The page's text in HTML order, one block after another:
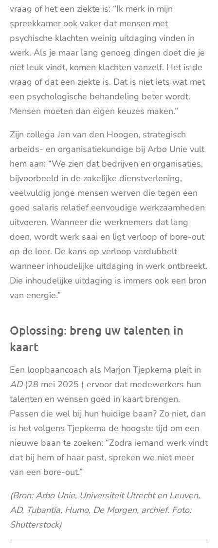
vraag of het een ziekte is: “Ik merk in mijn
spreekkamer ook vaker dat mensen met
psychische klachten weinig uitdaging vinden in
werk. Als je maar lang genoeg dingen doet die je
niet leuk vindt, komen klachten vanzelf. Het is de
vraag of dat een ziekte is. Dat is niet iets wat met
een psychologische behandeling beter wordt.
Mensen moeten dan eigen keuzes maken.”
Zijn collega Jan van den Hoogen, strategisch
arbeids- en organisatiekundige bij Arbo Unie vult
hem aan: “We zien dat bedrijven en organisaties,
bijvoorbeeld in de zakelijke dienstverlening,
veelvuldig jonge mensen werven die tegen een
goed salaris relatief eenvoudige werkzaamheden
uitvoeren. Wanneer die werknemers dat lang
doen, wordt werk saai en ligt verloop of bore-out
op de loer. De kans op verloop verdubbelt
wanneer inhoudelijke uitdaging in werk ontbreekt.
Die inhoudelijke uitdaging is immers ook een bron
van energie.”
Oplossing: breng uw talenten in
kaart
Een loopbaancoach als Marjon Tjepkema pleit in
AD(28 mei 2025 ) ervoor dat medewerkers hun
talenten en wensen goed in kaart brengen.
Passen die wel bij hun huidige baan? Zo niet, dan
is het volgens Tjepkema de hoogste tijd om een
nieuwe baan te zoeken: “Zodra iemand werk vindt
dat bij hem of haar past, spreken we niet meer
van een bore-out.”
(Bron: Arbo Unie, Universiteit Utrecht en Leuven,
AD, Tubantia, Humo, De Morgen, archief. Foto:
Shutterstock)